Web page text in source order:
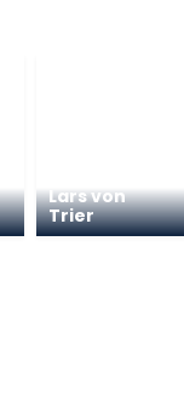
Lars von
Trier